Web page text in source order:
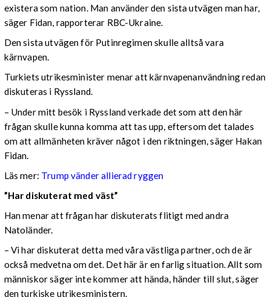
existera som nation. Man använder den sista utvägen man har,
säger Fidan, rapporterar RBC-Ukraine.
Den sista utvägen för Putinregimen skulle alltså vara
kärnvapen.
Turkiets utrikesminister menar att kärnvapenanvändning redan
diskuteras i Ryssland.
– Under mitt besök i Ryssland verkade det som att den här
frågan skulle kunna komma att tas upp, eftersom det talades
om att allmänheten kräver något i den riktningen, säger Hakan
Fidan.
Läs mer: Trump vänder allierad ryggen
”Har diskuterat med väst”
Han menar att frågan har diskuterats flitigt med andra
Natoländer.
– Vi har diskuterat detta med våra västliga partner, och de är
också medvetna om det. Det här är en farlig situation. Allt som
människor säger inte kommer att hända, händer till slut, säger
den turkiske utrikesministern.